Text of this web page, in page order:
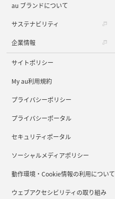
au ブランドについて
サステナビリティ
企業情報
サイトポリシー
My au利用規約
プライバシーポリシー
プライバシーポータル
セキュリティポータル
ソーシャルメディアポリシー
動作環境・Cookie情報の利用について
ウェブアクセシビリティの取り組み